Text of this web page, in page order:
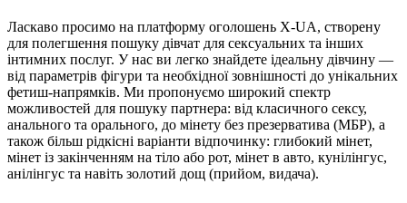
Ласкаво просимо на платформу оголошень X-UA, створену
для полегшення пошуку дівчат для сексуальних та інших
інтимних послуг. У нас ви легко знайдете ідеальну дівчину —
від параметрів фігури та необхідної зовнішності до унікальних
фетиш-напрямків. Ми пропонуємо широкий спектр
можливостей для пошуку партнера: від класичного сексу,
анального та орального, до мінету без презерватива (МБР), а
також більш рідкісні варіанти відпочинку: глибокий мінет,
мінет із закінченням на тіло або рот, мінет в авто, кунілінгус,
анілінгус та навіть золотий дощ (прийом, видача).